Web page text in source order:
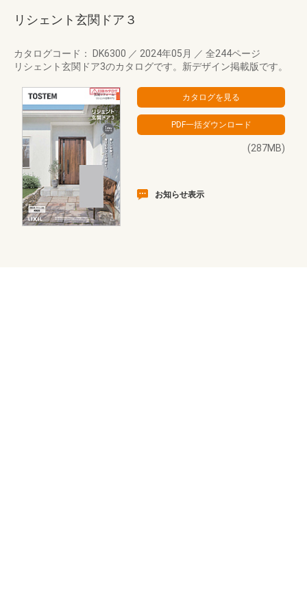
リシェント玄関ドア３
カタログコード： DK6300 ／ 2024年05月 ／ 全244ページ
リシェント玄関ドア3のカタログです。新デザイン掲載版です。
(287MB)
お知らせ表示